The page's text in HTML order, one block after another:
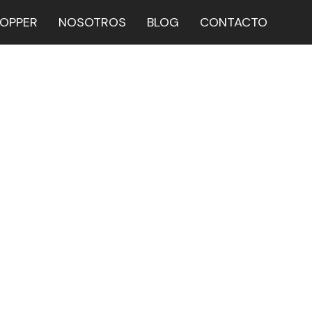
NOSOTROS BLOG CONTACTO